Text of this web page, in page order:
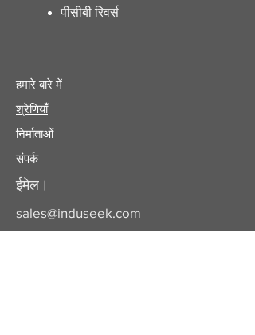
पीसीबी रिवर्स
हमारे बारे में
श्रेणियाँ
निर्माताओं
संपर्क
ईमेल।
sales@induseek.com